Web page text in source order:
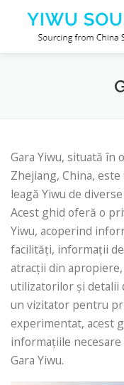
Sari la conținut
Orașul
Gara Yiwu, situată în
Zhejiang, China,
leagă Yiwu de
Acest ghid oferă o
Yiwu, acoperind
facilități, informații
atracții din
utilizatorilor și detalii
un vizitator pentru
experimentat, acest
informațiile
Gara Yiwu.